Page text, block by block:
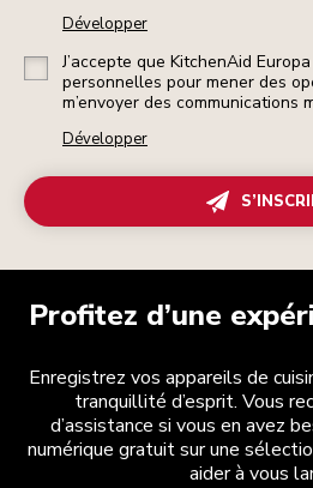
Développer
J’accepte que KitchenAid
personnelles pour mener des
m’envoyer des communications
Développer
Profitez d’une
Enregistrez vos appareils de
tranquillité d’esprit. Vous
d’assistance si vous en avez
numérique gratuit sur une
aider à vous